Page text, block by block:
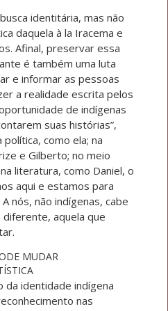
identitária, mas não
daquela à la Iracema e
Afinal, preservar essa
é também uma luta
e informar as pessoas
a realidade escrita pelos
de indígenas
suas histórias”,
política, como ela; na
e Gilberto; no meio
literatura, como Daniel, o
aqui e estamos para
nós, não indígenas, cabe
aquela que
MUDAR
da identidade indígena
nas